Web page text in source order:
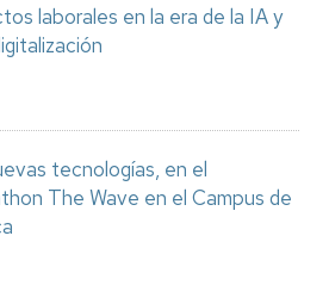
laborales en la era de la IA y
tecnologías, en el
The Wave en el Campus de